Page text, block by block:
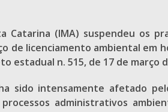
(IMA) suspendeu os
de licenciamento ambiental em
n. 515, de 17 de março
sido intensamente afetado
administrativos